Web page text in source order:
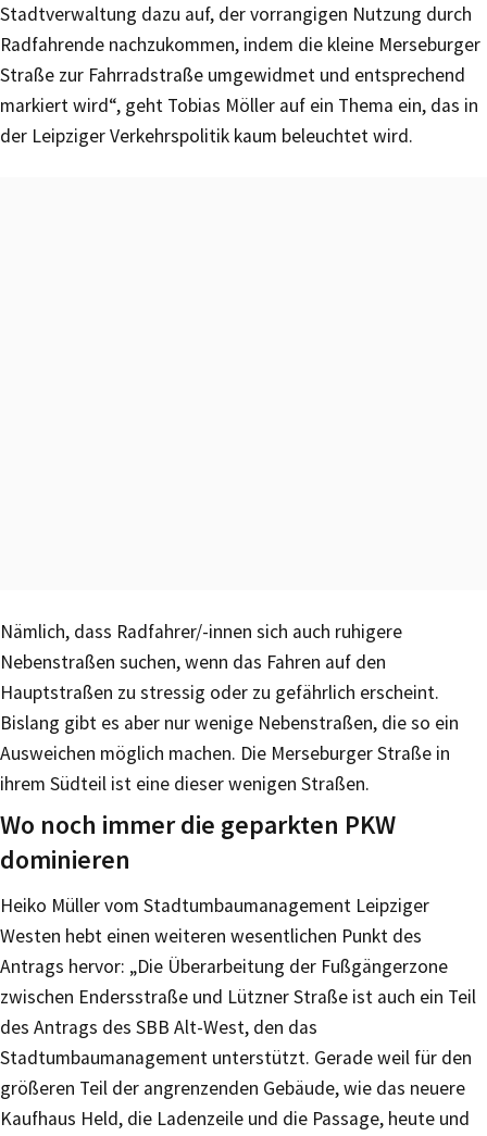
Stadtverwaltung dazu auf, der vorrangigen Nutzung durch
Radfahrende nachzukommen, indem die kleine Merseburger
Straße zur Fahrradstraße umgewidmet und entsprechend
markiert wird“, geht Tobias Möller auf ein Thema ein, das in
der Leipziger Verkehrspolitik kaum beleuchtet wird.
Nämlich, dass Radfahrer/-innen sich auch ruhigere
Nebenstraßen suchen, wenn das Fahren auf den
Hauptstraßen zu stressig oder zu gefährlich erscheint.
Bislang gibt es aber nur wenige Nebenstraßen, die so ein
Ausweichen möglich machen. Die Merseburger Straße in
ihrem Südteil ist eine dieser wenigen Straßen.
Wo noch immer die geparkten PKW
dominieren
Heiko Müller vom Stadtumbaumanagement Leipziger
Westen hebt einen weiteren wesentlichen Punkt des
Antrags hervor: „Die Überarbeitung der Fußgängerzone
zwischen Endersstraße und Lützner Straße ist auch ein Teil
des Antrags des SBB Alt-West, den das
Stadtumbaumanagement unterstützt. Gerade weil für den
größeren Teil der angrenzenden Gebäude, wie das neuere
Kaufhaus Held, die Ladenzeile und die Passage, heute und